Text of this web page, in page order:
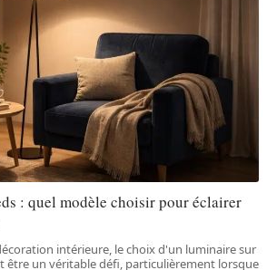
: quel modèle choisir pour éclairer
intérieure, le choix d'un luminaire sur
être un véritable défi, particulièrement lorsque